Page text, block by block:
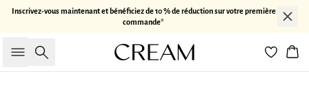
Inscrivez-vous maintenant et bénéficiez de 10 % de réduction sur votre première
commande*
Rechercher